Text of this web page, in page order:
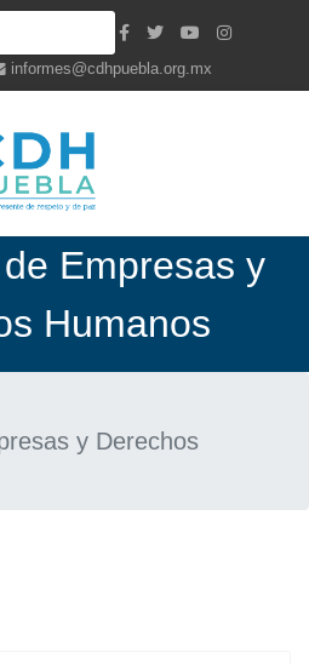
informes@cdhpuebla.org.mx
Empresas y
Humanos
y Derechos